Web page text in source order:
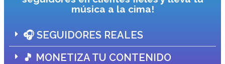
música a la cima!
🎧 SEGUIDORES REALES
🎵 MONETIZA TU CONTENIDO